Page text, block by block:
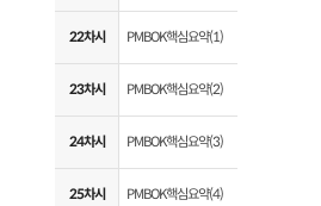
22차시 PMBOK핵심요약(1)
23차시 PMBOK핵심요약(2)
24차시 PMBOK핵심요약(3)
25차시 PMBOK핵심요약(4)